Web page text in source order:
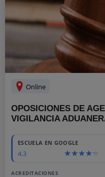
Online
OPOSICIONES DE
VIGILANCIA
ESCUELA EN GOOGLE
4.3
ACREDITACIONES